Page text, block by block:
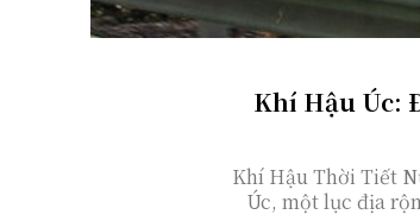
Khí Hậu Úc:
Khí Hậu Thời Tiết
Úc, một lục địa